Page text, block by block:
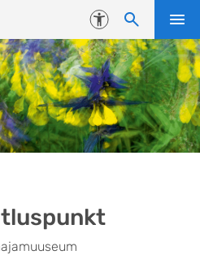
Juurdepääsetavus